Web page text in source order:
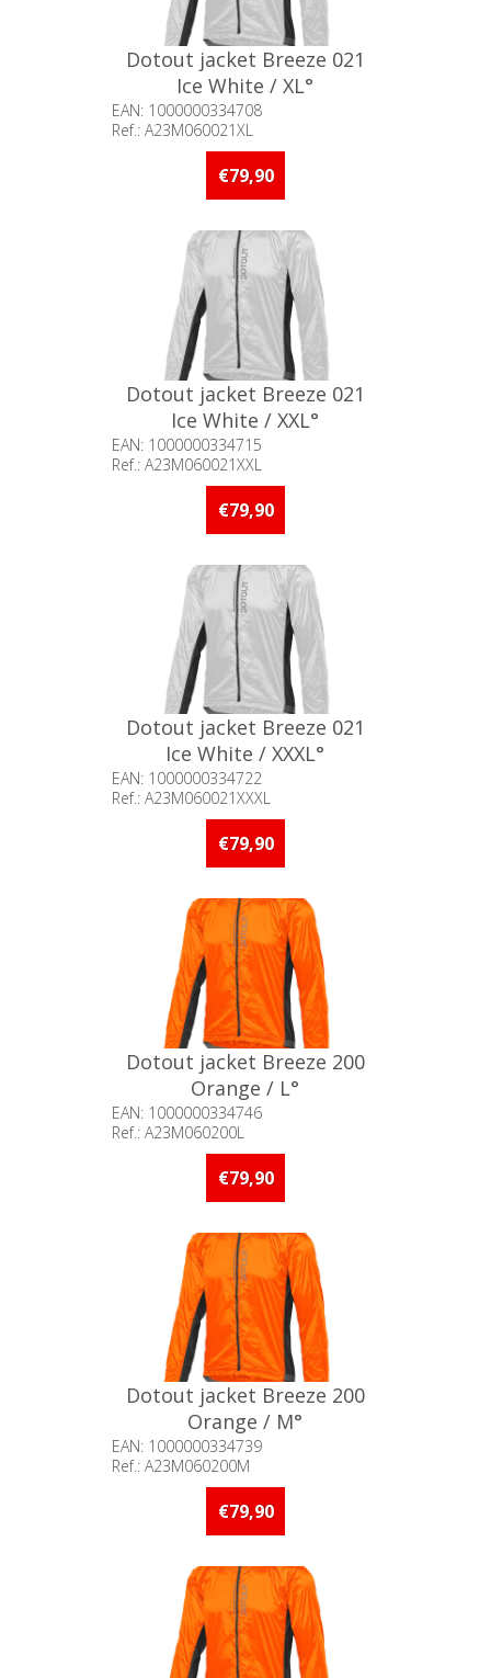
Dotout jacket Breeze 021
Ice White / XL°
EAN: 1000000334708
Ref.: A23M060021XL
Beschikbaarheid:: Niet voorradig
€79,90
Dotout jacket Breeze 021
Ice White / XXL°
EAN: 1000000334715
Ref.: A23M060021XXL
Beschikbaarheid:: Niet voorradig
€79,90
Dotout jacket Breeze 021
Ice White / XXXL°
EAN: 1000000334722
Ref.: A23M060021XXXL
Beschikbaarheid:: Niet voorradig
€79,90
Dotout jacket Breeze 200
Orange / L°
EAN: 1000000334746
Ref.: A23M060200L
Beschikbaarheid:: Niet voorradig
€79,90
Dotout jacket Breeze 200
Orange / M°
EAN: 1000000334739
Ref.: A23M060200M
Beschikbaarheid:: Niet voorradig
€79,90